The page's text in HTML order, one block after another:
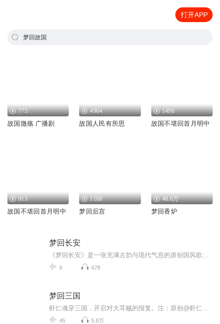
打开APP
梦回故国
775
故国微殇 广播剧
4964
故国人民有所思
1496
故国不堪回首月明中
913
故国不堪回首月明中
1168
梦回后宫
48.6万
梦回香炉
梦回长安
6 678
梦回三国
45 5.8万